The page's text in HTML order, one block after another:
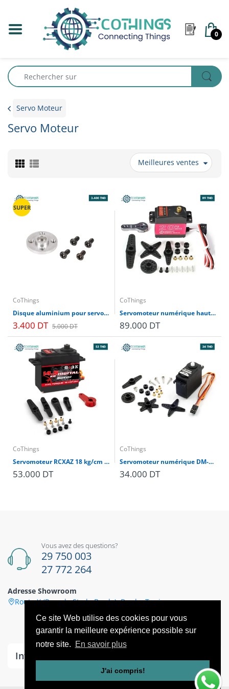
Ce site Web utilise des cookies pour vous
garantir la meilleure expérience possible sur
notre site.
En savoir plus
J'ai compris!
0
Servo Moteur
Servo Moteur
Meilleures ventes
SUPER
CoThings
Disque aluminium pour servo moteur
3.400 DT 5.000 DT
CoThings
Servomoteur numérique haute couple DS3218MG 20 kg/cm 180° — engrenage métal
89.000 DT
CoThings
Servomoteur RCXAZ 18 kg/cm 180° — engrenage métal pour RC et robotique
53.000 DT
CoThings
Servomoteur numérique DM-S0306D — rotation continue 360° 3 kg
34.000 DT
Vous avez des questions?
29 750 003
27 772 264
Adresse Showroom
Route X (Pres de Stade Bardo), Bardo, Tunis
Information